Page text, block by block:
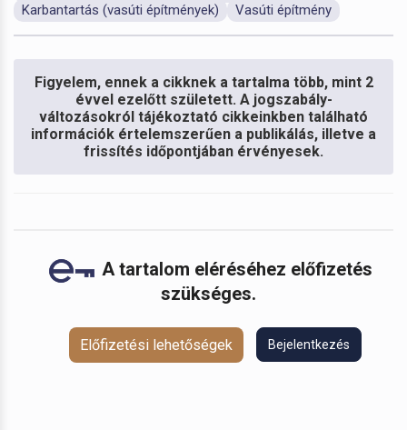
Karbantartás (vasúti építmények)
Vasúti építmény
Figyelem, ennek a cikknek a tartalma több, mint 2
évvel ezelőtt született. A jogszabály-
változásokról tájékoztató cikkeinkben található
információk értelemszerűen a publikálás, illetve a
frissítés időpontjában érvényesek.
A tartalom eléréséhez előfizetés
szükséges.
Előfizetési lehetőségek Bejelentkezés